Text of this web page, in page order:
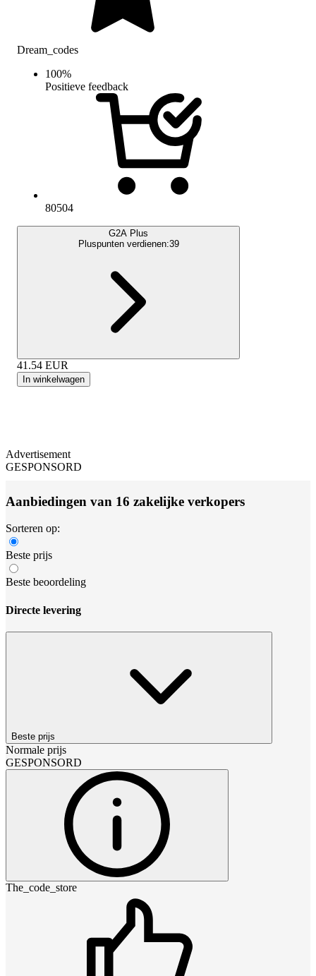
Dream_codes
100%
Positieve feedback
80504
G2A Plus
Pluspunten verdienen:39
41.54 EUR
In winkelwagen
Advertisement
GESPONSORD
Aanbiedingen van 16 zakelijke verkopers
Sorteren op:
Beste prijs
Beste beoordeling
Directe levering
Beste prijs
Normale prijs
GESPONSORD
The_code_store